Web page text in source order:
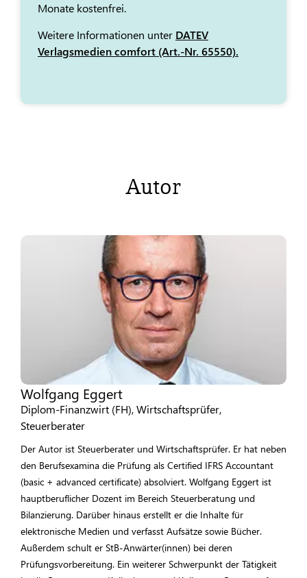
Monate kostenfrei.
Weitere Informationen unter DATEV
Verlagsmedien comfort (Art.-Nr. 65550).
Autor
Wolfgang Eggert
Diplom-Finanzwirt (FH), Wirtschaftsprüfer,
Steuerberater
Der Autor ist Steuerberater und Wirtschaftsprüfer. Er hat neben
den Berufsexamina die Prüfung als Certified IFRS Accountant
(basic + advanced certificate) absolviert. Wolfgang Eggert ist
hauptberuflicher Dozent im Bereich Steuerberatung und
Bilanzierung. Darüber hinaus erstellt er die Inhalte für
elektronische Medien und verfasst Aufsätze sowie Bücher.
Außerdem schult er StB-Anwärter(innen) bei deren
Prüfungsvorbereitung. Ein weiterer Schwerpunkt der Tätigkeit